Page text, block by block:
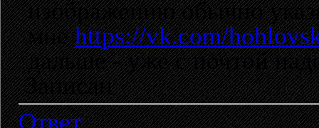
изображению обычно
мнеhttps://vk.com/
дальше - уже с почтой
Записан
Ответ